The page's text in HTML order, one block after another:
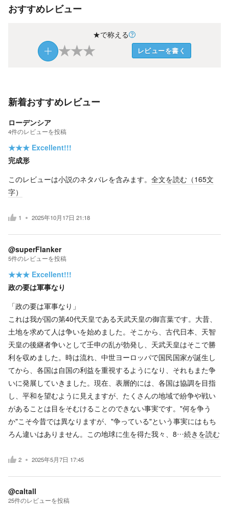
おすすめレビュー
★で称える
★★★ レビューを書く
新着おすすめレビュー
ローデンシア
4件のレビューを投稿
★★★ Excellent!!!
完成形
このレビューは小説のネタバレを含みます。 全文を読む（165文
字）
1 2025年10月17日 21:18
@superFlanker
5件のレビューを投稿
★★★ Excellent!!!
政の要は軍事なり
「政の要は軍事なり」
これは我が国の第40代天皇である天武天皇の御言葉です。大昔、
土地を求めて人は争いを始めました。そこから、古代日本、天智
天皇の後継者争いとして壬申の乱が勃発し、天武天皇はそこで勝
利を収めました。時は流れ、中世ヨーロッパで国民国家が誕生し
てから、各国は自国の利益を重視するようになり、それもまた争
いに発展していきました。現在、表層的には、各国は協調を目指
し、平和を望むように見えますが、たくさんの地域で紛争や戦い
があることは目をそむけることのできない事実です。"何を争う
か"こそ今昔では異なりますが、"争っている"という事実にはもち
ろん違いはありません。この地球に生を得た我々、8…続きを読む
2 2025年5月7日 17:45
@caltall
25件のレビューを投稿